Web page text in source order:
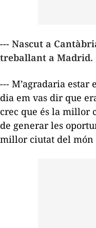
--- Nascut a
treballant a Madrid.
--- M’agradaria estar
dia em vas dir que
crec que és la millor
de generar les
millor ciutat del món